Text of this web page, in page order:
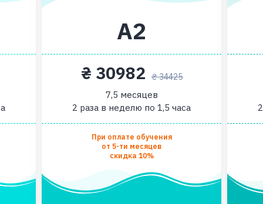
А2
₴ 30982 ₴ 34425
7,5 месяцев
2 раза в неделю по 1,5 часа
При оплате обучения
от 5-ти месяцев
скидка 10%